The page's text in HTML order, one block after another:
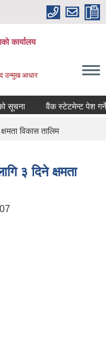
कार्यालय
उन्मुख आधार
वैंक स्टेटमेन्ट पेश गर्ने
विकास तालिम
३ दिने क्षमता